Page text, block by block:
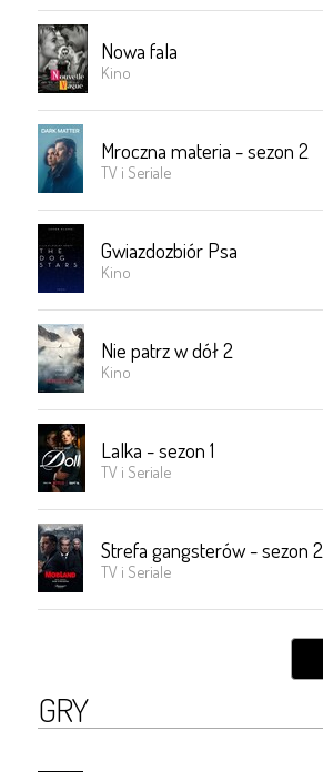
Nowa fala
Kino
Mroczna materia - sezon 2
TV i Seriale
Gwiazdozbiór Psa
Kino
Nie patrz w dół 2
Kino
Lalka - sezon 1
TV i Seriale
Strefa gangsterów - sezon 2
TV i Seriale
GRY